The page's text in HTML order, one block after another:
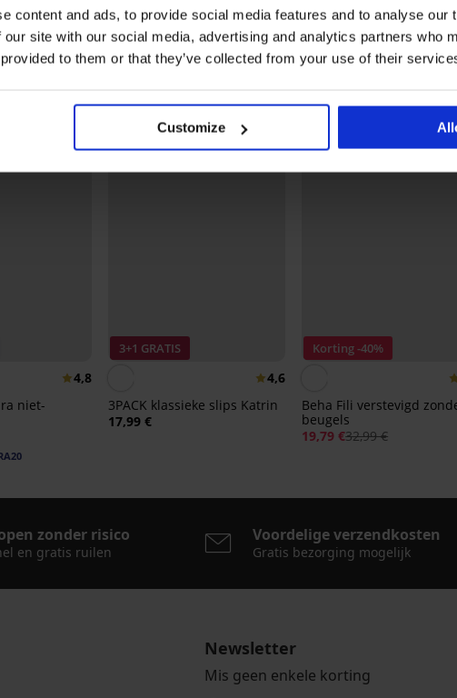
content and ads, to provide social media features and to analyse our
our site with our social media, advertising and analytics partners who
to them or that they’ve collected from your use of their
Customize
Meer tonen
Misschien vindt u dit ook leuk
4,8
niet-
3+1 GRATIS
4,6
3PACK klassieke slips Katrin
17,99 €
Korting -40%
Beha Fili verstevigd
beugels
19,79 €32,99 €
zonder risico
en gratis ruilen
Voordelige verzendkosten
Gratis bezorging mogelijk
Newsletter
Mis geen enkele korting